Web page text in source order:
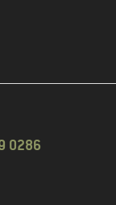
0286